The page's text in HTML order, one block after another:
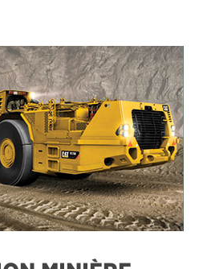
MINIÈRE
plus étendue d’équipement